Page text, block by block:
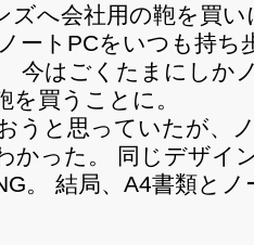
ズへ会社用の鞄を買
ートPCをいつも持ち
今はごくたまにしか
を買うことに。
うと思っていたが、
かった。 同じデザイ
。 結局、A4書類とノ